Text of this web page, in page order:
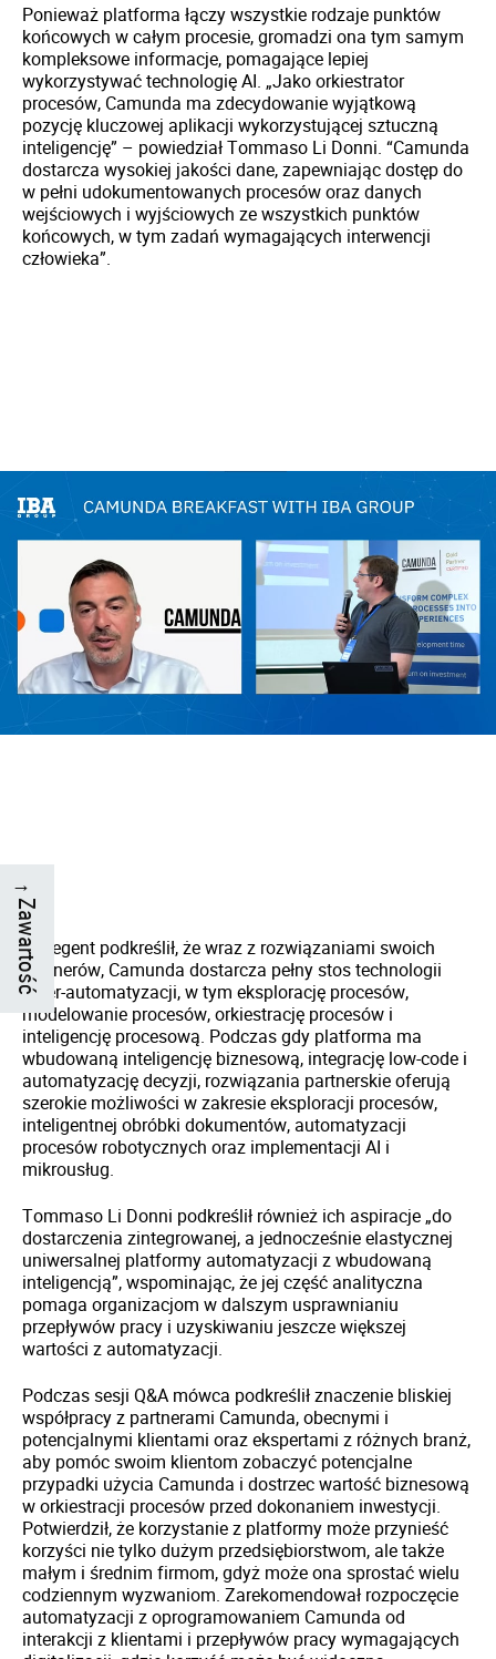
Ponieważ platforma łączy wszystkie rodzaje punktów
końcowych w całym procesie, gromadzi ona tym samym
kompleksowe informacje, pomagające lepiej
wykorzystywać technologię AI. „Jako orkiestrator
procesów, Camunda ma zdecydowanie wyjątkową
pozycję kluczowej aplikacji wykorzystującej sztuczną
inteligencję” – powiedział Tommaso Li Donni. “Camunda
dostarcza wysokiej jakości dane, zapewniając dostęp do
w pełni udokumentowanych procesów oraz danych
wejściowych i wyjściowych ze wszystkich punktów
końcowych, w tym zadań wymagających interwencji
człowieka”.
Prelegent podkreślił, że wraz z rozwiązaniami swoich
partnerów, Camunda dostarcza pełny stos technologii
hiper-automatyzacji, w tym eksplorację procesów,
modelowanie procesów, orkiestrację procesów i
inteligencję procesową. Podczas gdy platforma ma
wbudowaną inteligencję biznesową, integrację low-code i
automatyzację decyzji, rozwiązania partnerskie oferują
szerokie możliwości w zakresie eksploracji procesów,
inteligentnej obróbki dokumentów, automatyzacji
procesów robotycznych oraz implementacji AI i
mikrousług.
Tommaso Li Donni podkreślił również ich aspiracje „do
dostarczenia zintegrowanej, a jednocześnie elastycznej
uniwersalnej platformy automatyzacji z wbudowaną
inteligencją”, wspominając, że jej część analityczna
pomaga organizacjom w dalszym usprawnianiu
przepływów pracy i uzyskiwaniu jeszcze większej
wartości z automatyzacji.
Podczas sesji Q&A mówca podkreślił znaczenie bliskiej
współpracy z partnerami Camunda, obecnymi i
potencjalnymi klientami oraz ekspertami z różnych branż,
aby pomóc swoim klientom zobaczyć potencjalne
przypadki użycia Camunda i dostrzec wartość biznesową
w orkiestracji procesów przed dokonaniem inwestycji.
Potwierdził, że korzystanie z platformy może przynieść
korzyści nie tylko dużym przedsiębiorstwom, ale także
małym i średnim firmom, gdyż może ona sprostać wielu
codziennym wyzwaniom. Zarekomendował rozpoczęcie
automatyzacji z oprogramowaniem Camunda od
interakcji z klientami i przepływów pracy wymagających
→
Zawartość